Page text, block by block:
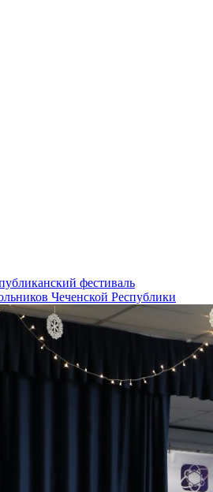
фестиваль
Чеченской Республики